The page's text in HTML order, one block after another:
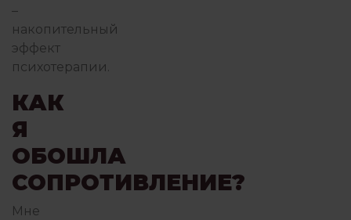
–
накопительный
эффект
психотерапии.
КАК
Я
ОБОШЛА
СОПРОТИВЛЕНИЕ?
Мне